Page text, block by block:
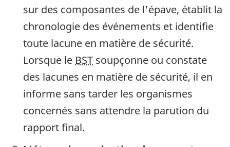
sur des composantes de l'épave, établit la
chronologie des événements et identifie
toute lacune en matière de sécurité.
Lorsque le BST soupçonne ou constate
des lacunes en matière de sécurité, il en
informe sans tarder les organismes
concernés sans attendre la parution du
rapport final.